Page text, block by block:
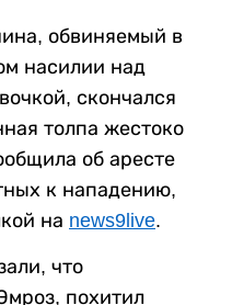
обвиняемый в
насилии над
скончался
толпа жестоко
об аресте
к нападению,
на news9live.
что
похитил